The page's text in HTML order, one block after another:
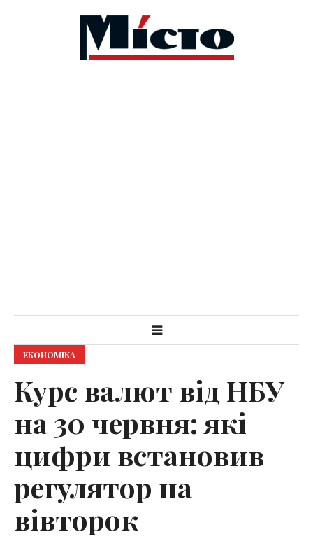
ЕКОНОМІКА
Курс валют від НБУ
на 30 червня: які
цифри встановив
регулятор на
вівторок